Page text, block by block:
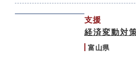
支援
経済変動対
富山県